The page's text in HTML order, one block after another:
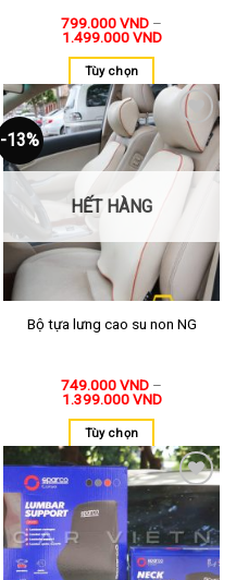
799.000VND –
1.499.000VND
Tùy chọn
-13%
Thêm
vào
yêu
thích
HẾT HÀNG
Bộ tựa lưng cao su non NG
749.000VND –
1.399.000VND
Tùy chọn
Thêm
yêu
thích